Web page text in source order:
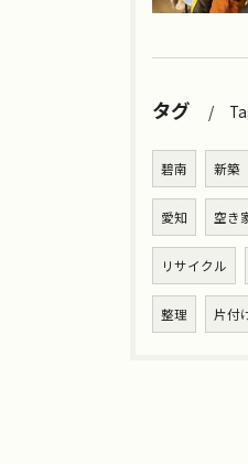
タグ
碧南 新築
愛知 空き
リサイクル
整理 片付